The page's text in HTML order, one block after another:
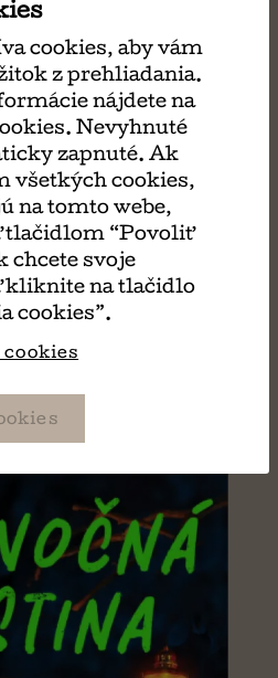
Cavanagh
cookies, aby vám
z prehliadania.
nájdete na
Nevyhnuté
zapnuté. Ak
všetkých cookies,
na tomto webe,
tlačidlom “Povoliť
chcete svoje
kliknite na tlačidlo
cookies”.